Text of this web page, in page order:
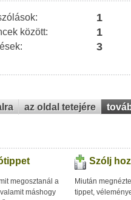
1
között: 1
3
az oldal tetejére
megosztanál a
máshogy
Szólj
Miután
tippet,